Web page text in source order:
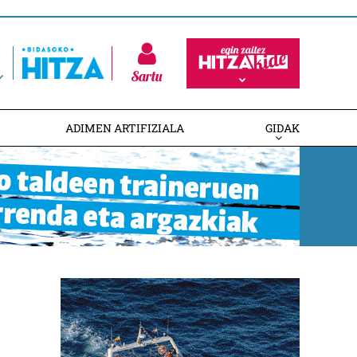
Sartu
ADIMEN ARTIFIZIALA GIDAK